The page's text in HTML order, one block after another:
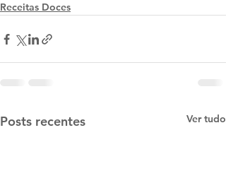
Receitas Doces
Posts recentes Ver tudo